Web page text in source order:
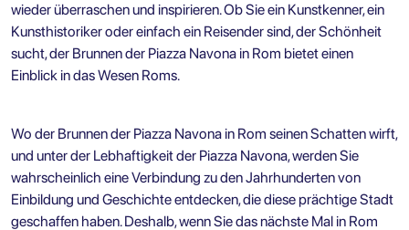
wieder überraschen und inspirieren. Ob Sie ein Kunstkenner, ein
Kunsthistoriker oder einfach ein Reisender sind, der Schönheit
sucht, der Brunnen der Piazza Navona in Rom bietet einen
Einblick in das Wesen Roms.
Wo der Brunnen der Piazza Navona in Rom seinen Schatten wirft,
und unter der Lebhaftigkeit der Piazza Navona, werden Sie
wahrscheinlich eine Verbindung zu den Jahrhunderten von
Einbildung und Geschichte entdecken, die diese prächtige Stadt
geschaffen haben. Deshalb, wenn Sie das nächste Mal in Rom